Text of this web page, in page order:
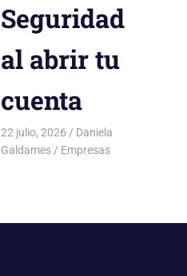
Seguridad
al abrir tu
cuenta
22 julio, 2026
Daniela
Galdames
Empresas